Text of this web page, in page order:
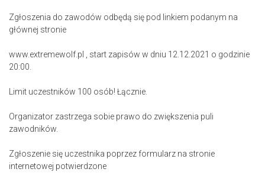
Zgłoszenia do zawodów odbędą się pod linkiem podanym na
głównej stronie
www.extremewolf.pl , start zapisów w dniu 12.12.2021 o godzinie
20:00.
Limit uczestników 100 osób! Łącznie.
Organizator zastrzega sobie prawo do zwiększenia puli
zawodników.
Zgłoszenie się uczestnika poprzez formularz na stronie
internetowej potwierdzone